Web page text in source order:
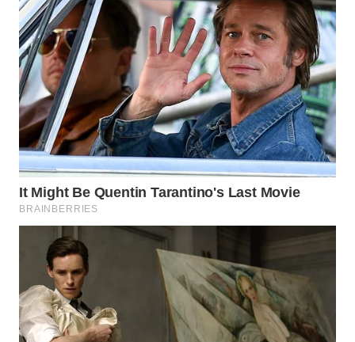
WN
SURABAYA
WN
NATUNA
WN
BINTAN
WN
MANDALIKA
WN
LIKUPANG
WN
LABUANBAJO